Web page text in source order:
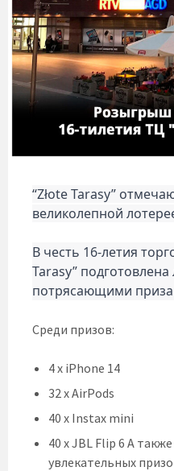
“Złote Tarasy”
великолепной
В честь 16-летия
Tarasy” подготовлена
потрясающими
Среди призов:
4 x iPhone 14
32 x AirPods
40 x Instax mini
40 x JBL Flip 6 А
увлекательных